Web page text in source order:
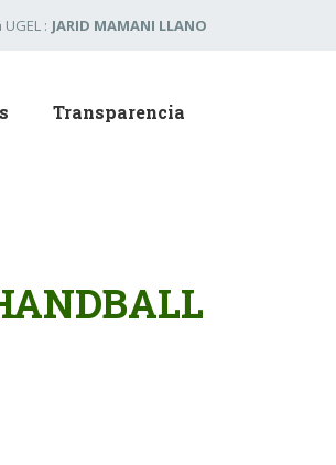
: JARID MAMANI LLANO
Transparencia